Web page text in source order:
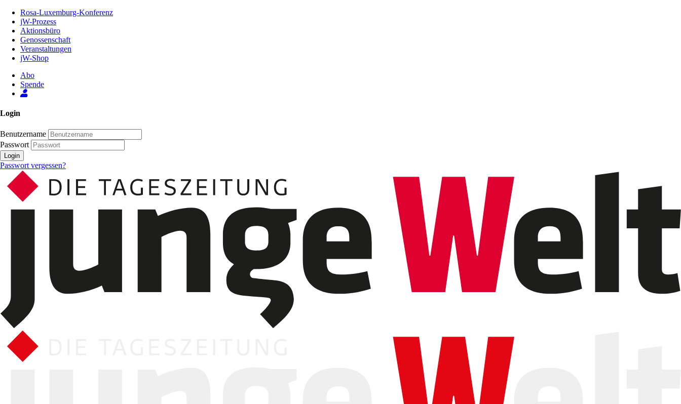
Inhalt
Seite
Rosa-Luxemburg-Konferenz
jW-Prozess
Aktionsbüro
Genossenschaft
Veranstaltungen
jW-Shop
Abo
Spende
Login
Benutzername
Passwort
Login
Passwort vergessen?